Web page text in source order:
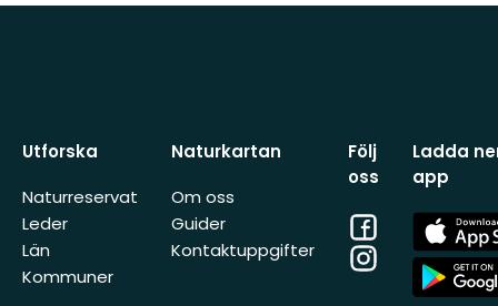
Utforska
Naturreservat
Leder
Län
Kommuner
Naturkartan
Om oss
Guider
Kontaktuppgifter
Följ
oss
Facebook
Instagram
Ladda
app
App
Store
App
Store